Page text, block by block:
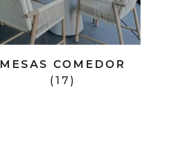
MESAS COMEDOR
(17)